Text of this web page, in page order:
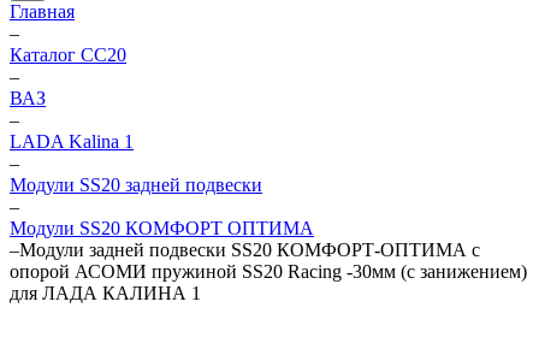
Главная
–
Каталог CC20
–
ВАЗ
–
LADA Kalina 1
–
Модули SS20 задней подвески
–
Модули SS20 КОМФОРТ ОПТИМА
–Модули задней подвески SS20 КОМФОРТ-ОПТИМА с
опорой АСОМИ пружиной SS20 Racing -30мм (с занижением)
для ЛАДА КАЛИНА 1